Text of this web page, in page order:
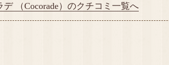
デ （Cocorade）のクチコミ一覧へ